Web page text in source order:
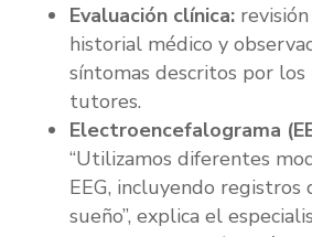
Evaluación clínica:
historial médico y
síntomas descritos por los
tutores.
Electroencefalograma
“Utilizamos diferentes
EEG, incluyendo
sueño”, explica el